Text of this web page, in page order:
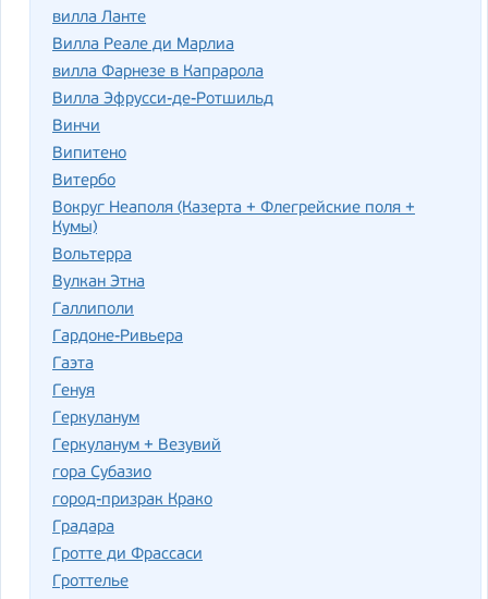
вилла Ланте
Вилла Реале ди Марлиа
вилла Фарнезе в Капрарола
Вилла Эфрусси-де-Ротшильд
Винчи
Випитено
Витербо
Вокруг Неаполя (Казерта + Флегрейские поля +
Кумы)
Вольтерра
Вулкан Этна
Галлиполи
Гардоне-Ривьера
Гаэта
Генуя
Геркуланум
Геркуланум + Везувий
гора Субазио
город-призрак Крако
Градара
Гротте ди Фрассаси
Гроттелье